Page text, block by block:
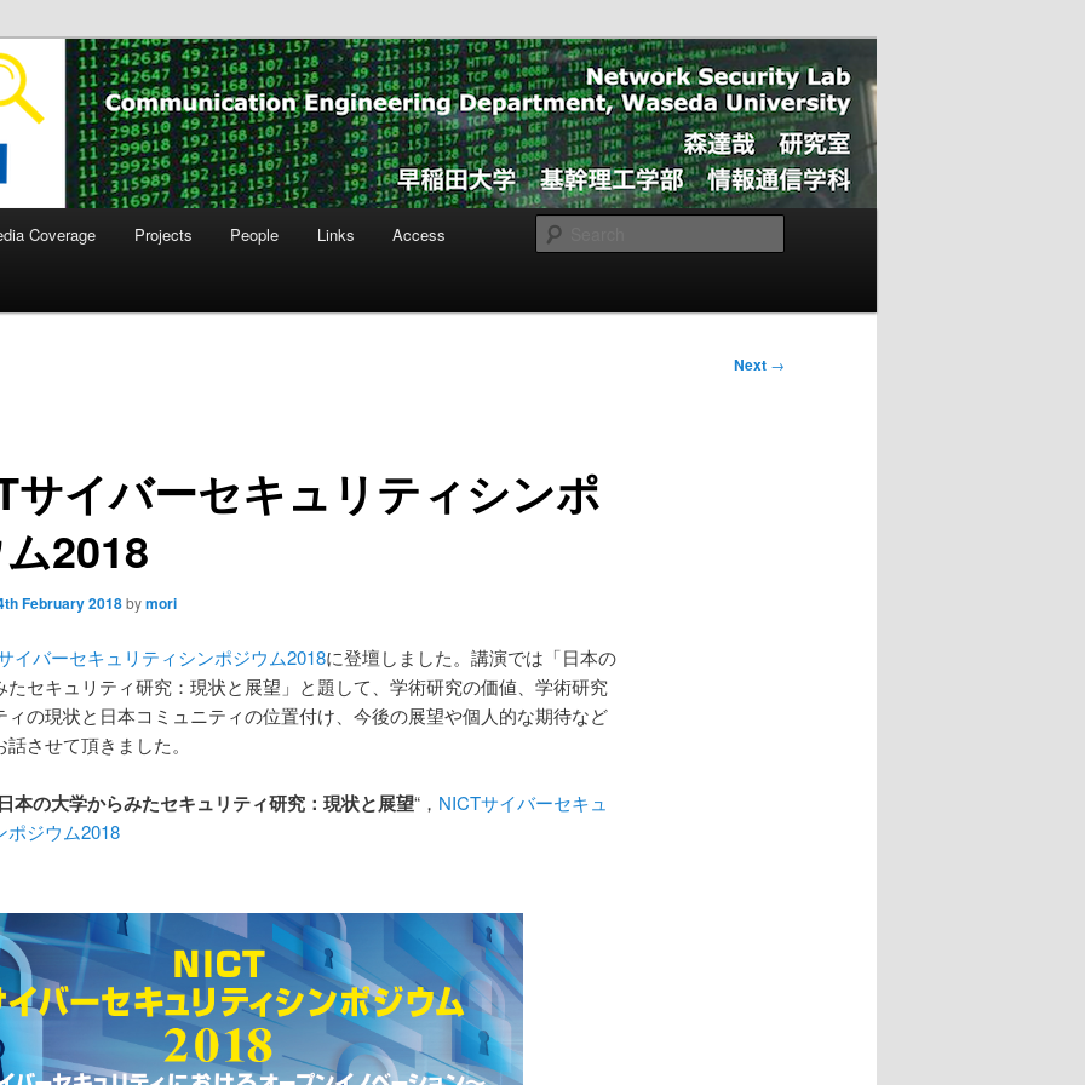
Laboratory
Coverage Projects People Links Access
Next →
サイバーセキュリティシンポ
2018
February 2018bymori
イバーセキュリティシンポジウム2018に登壇しました。講演では「日本の
たセキュリティ研究：現状と展望」と題して、学術研究の価値、学術研究
ィの現状と日本コミュニティの位置付け、今後の展望や個人的な期待など
させて頂きました。
本の大学からみたセキュリティ研究：現状と展望“， NICTサイバーセキュ
ポジウム2018